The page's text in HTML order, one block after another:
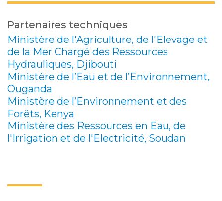
Partenaires techniques
Ministère de l'Agriculture, de l'Elevage et
de la Mer Chargé des Ressources
Hydrauliques, Djibouti
Ministère de l’Eau et de l’Environnement,
Ouganda
Ministère de l’Environnement et des
Forêts, Kenya
Ministère des Ressources en Eau, de
l'Irrigation et de l'Electricité, Soudan